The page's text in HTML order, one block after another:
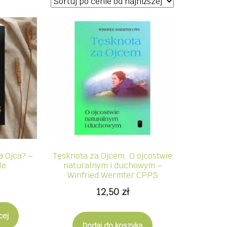
Ojca? –
Tęsknota za Ojcem. O ojcostwie
naturalnym i duchowym –
Winfried Wermter CPPS
12,50 zł